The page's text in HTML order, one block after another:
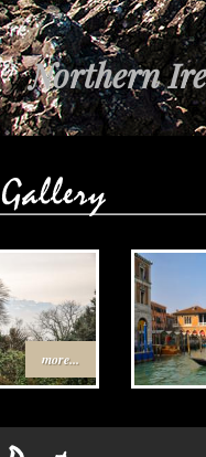
Northern
more...